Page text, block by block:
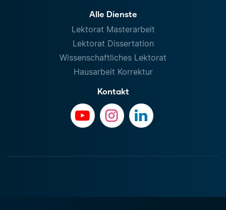
Alle Dienste
Lektorat Masterarbeit
Lektorat Dissertation
Wissenschaftliches Lektorat
Hausarbeit Korrektur
Kontakt